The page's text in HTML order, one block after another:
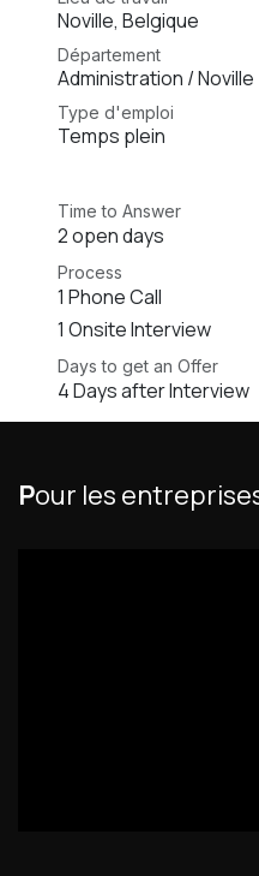
Noville, Belgique
Département
Administration / Noville
Type d'emploi
Temps plein
Time to Answer
2 open days
Process
1 Phone Call
1 Onsite Interview
Days to get an Offer
4 Days after Interview
Pour les